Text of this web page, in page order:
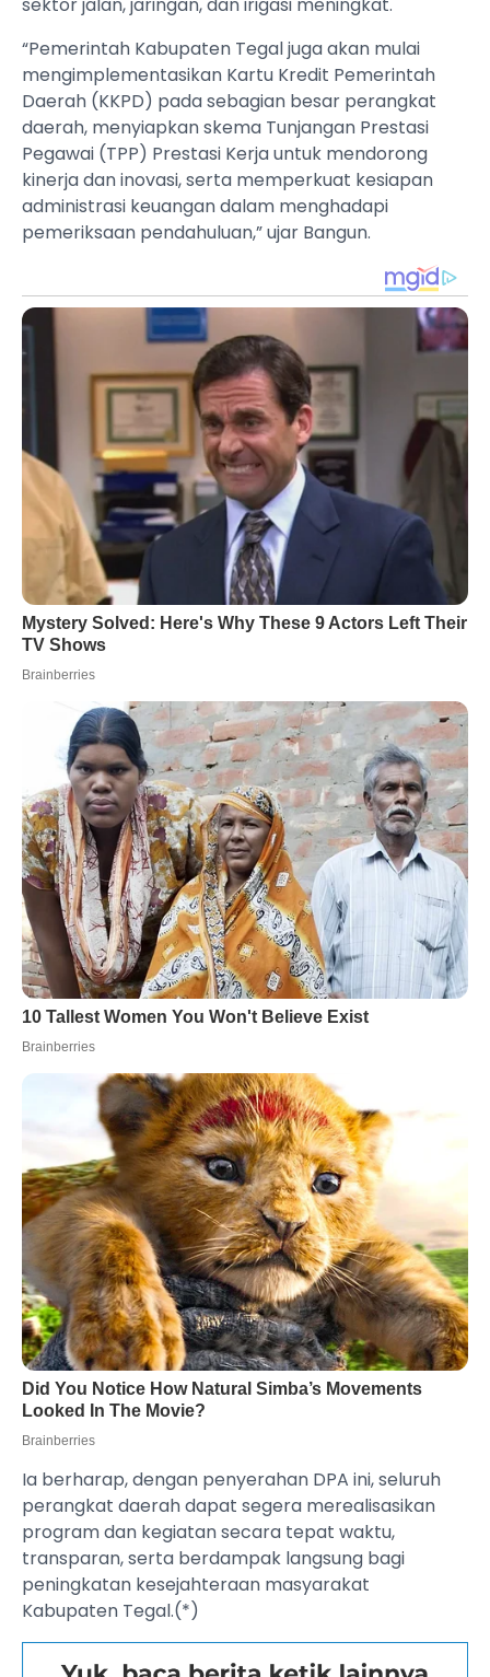
sektor jalan, jaringan, dan irigasi meningkat.
“Pemerintah Kabupaten Tegal juga akan mulai
mengimplementasikan Kartu Kredit Pemerintah
Daerah (KKPD) pada sebagian besar perangkat
daerah, menyiapkan skema Tunjangan Prestasi
Pegawai (TPP) Prestasi Kerja untuk mendorong
kinerja dan inovasi, serta memperkuat kesiapan
administrasi keuangan dalam menghadapi
pemeriksaan pendahuluan,” ujar Bangun.
Ia berharap, dengan penyerahan DPA ini, seluruh
perangkat daerah dapat segera merealisasikan
program dan kegiatan secara tepat waktu,
transparan, serta berdampak langsung bagi
peningkatan kesejahteraan masyarakat
Kabupaten Tegal.(*)